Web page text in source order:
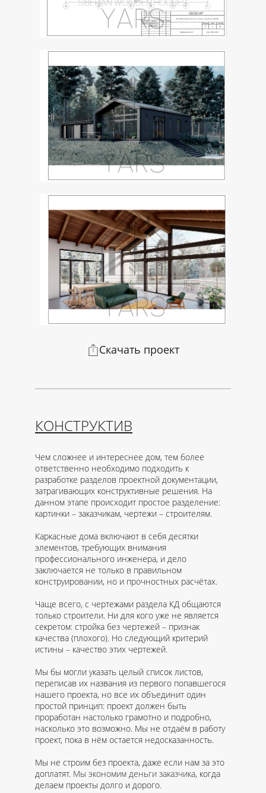
Скачать проект
КОНСТРУКТИВ
Чем сложнее и интереснее дом, тем более
ответственно необходимо подходить к
разработке разделов проектной документации,
затрагивающих конструктивные решения. На
данном этапе происходит простое разделение:
картинки – заказчикам, чертежи – строителям.
Каркасные дома включают в себя десятки
элементов, требующих внимания
профессионального инженера, и дело
заключается не только в правильном
конструировании, но и прочностных расчётах.
Чаще всего, с чертежами раздела КД общаются
только строители. Ни для кого уже не является
секретом: стройка без чертежей – признак
качества (плохого). Но следующий критерий
истины – качество этих чертежей.
Мы бы могли указать целый список листов,
переписав их названия из первого попавшегося
нашего проекта, но все их объединит один
простой принцип: проект должен быть
проработан настолько грамотно и подробно,
насколько это возможно. Мы не отдаём в работу
проект, пока в нём остается недосказанность.
Мы не строим без проекта, даже если нам за это
доплатят. Мы экономим деньги заказчика, когда
делаем проекты долго и дорого.